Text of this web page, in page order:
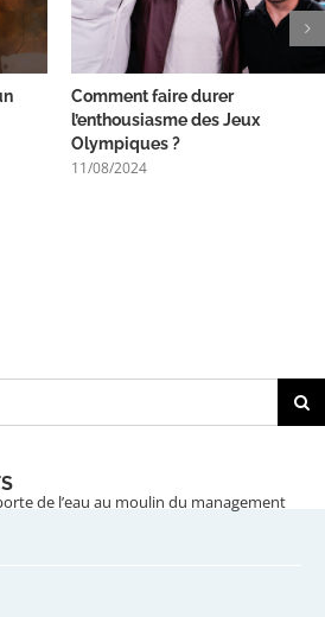
Comment faire durer
l’enthousiasme des Jeux
Olympiques ?
11/08/2024
de l’eau au moulin du management